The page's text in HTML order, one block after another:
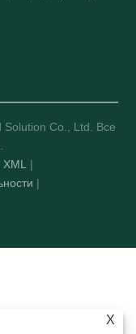
Co., Ltd. Все
XML |
|
X